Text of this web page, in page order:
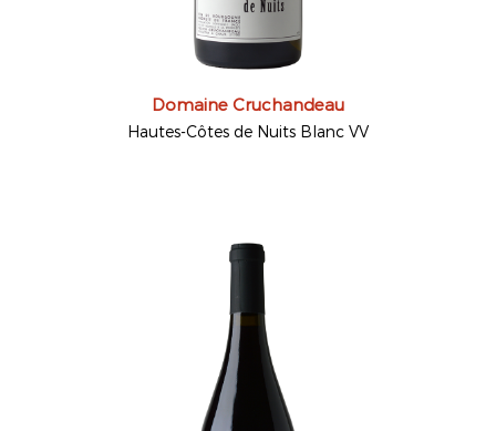
Domaine Cruchandeau
Hautes-Côtes de Nuits Blanc VV